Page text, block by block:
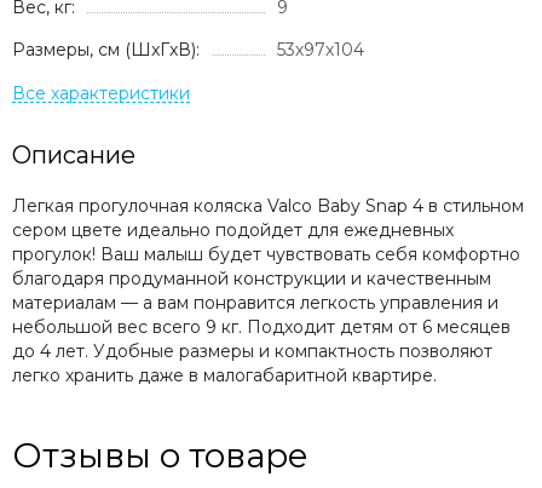
Вес, кг:
9
Размеры, см (ШxГxВ):
53х97х104
Описание
Легкая прогулочная коляска Valco Baby Snap 4 в стильном
сером цвете идеально подойдет для ежедневных
прогулок! Ваш малыш будет чувствовать себя комфортно
благодаря продуманной конструкции и качественным
материалам — а вам понравится легкость управления и
небольшой вес всего 9 кг. Подходит детям от 6 месяцев
до 4 лет. Удобные размеры и компактность позволяют
легко хранить даже в малогабаритной квартире.
Отзывы о товаре